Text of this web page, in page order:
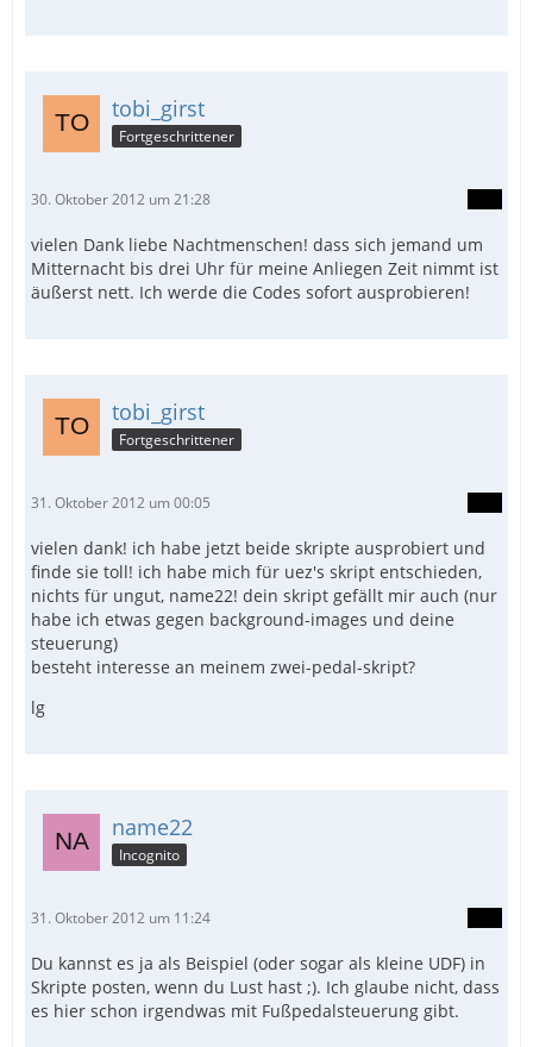
tobi_girst
Fortgeschrittener
30. Oktober 2012 um 21:28
vielen Dank liebe Nachtmenschen! dass sich jemand um
Mitternacht bis drei Uhr für meine Anliegen Zeit nimmt ist
äußerst nett. Ich werde die Codes sofort ausprobieren!
tobi_girst
Fortgeschrittener
31. Oktober 2012 um 00:05
vielen dank! ich habe jetzt beide skripte ausprobiert und
finde sie toll! ich habe mich für uez's skript entschieden,
nichts für ungut, name22! dein skript gefällt mir auch (nur
habe ich etwas gegen background-images und deine
steuerung)
besteht interesse an meinem zwei-pedal-skript?
lg
name22
Incognito
31. Oktober 2012 um 11:24
Du kannst es ja als Beispiel (oder sogar als kleine UDF) in
Skripte posten, wenn du Lust hast ;). Ich glaube nicht, dass
es hier schon irgendwas mit Fußpedalsteuerung gibt.